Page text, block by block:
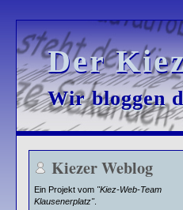
Der
Der
Wir bloggen
Wir bloggen
Kiezer Weblog
Ein Projekt vom "Kiez-Web-Team
Klausenerplatz".